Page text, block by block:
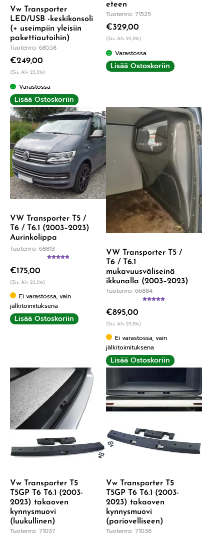
Vw Transporter
LED/USB -keskikonsoli
(+ useimpiin yleisiin
pakettiautoihin)
Tuotenro: 68558
€249,00
(Sis. Alv 25,5%)
Varastossa
Lisää Ostoskoriin
eteen
Tuotenro: 71525
€329,00
(Sis. Alv 25,5%)
Varastossa
Lisää Ostoskoriin
VW Transporter T5 /
T6 / T6.1 (2003–2023)
Aurinkolippa
Tuotenro: 68813
€175,00
(Sis. Alv 25,5%)
Ei varastossa, vain
jälkitoimituksena
Lisää Ostoskoriin
VW Transporter T5 /
T6 / T6.1
mukavuusväliseinä
ikkunalla (2003–2023)
Tuotenro: 66884
€895,00
(Sis. Alv 25,5%)
Ei varastossa, vain
jälkitoimituksena
Lisää Ostoskoriin
Vw Transporter T5
T5GP T6 T6.1 (2003-
2023) takaoven
kynnysmuovi
(luukullinen)
Tuotenro: 71037
Vw Transporter T5
T5GP T6 T6.1 (2003-
2023) takaoven
kynnysmuovi
(pariovelliseen)
Tuotenro: 71038